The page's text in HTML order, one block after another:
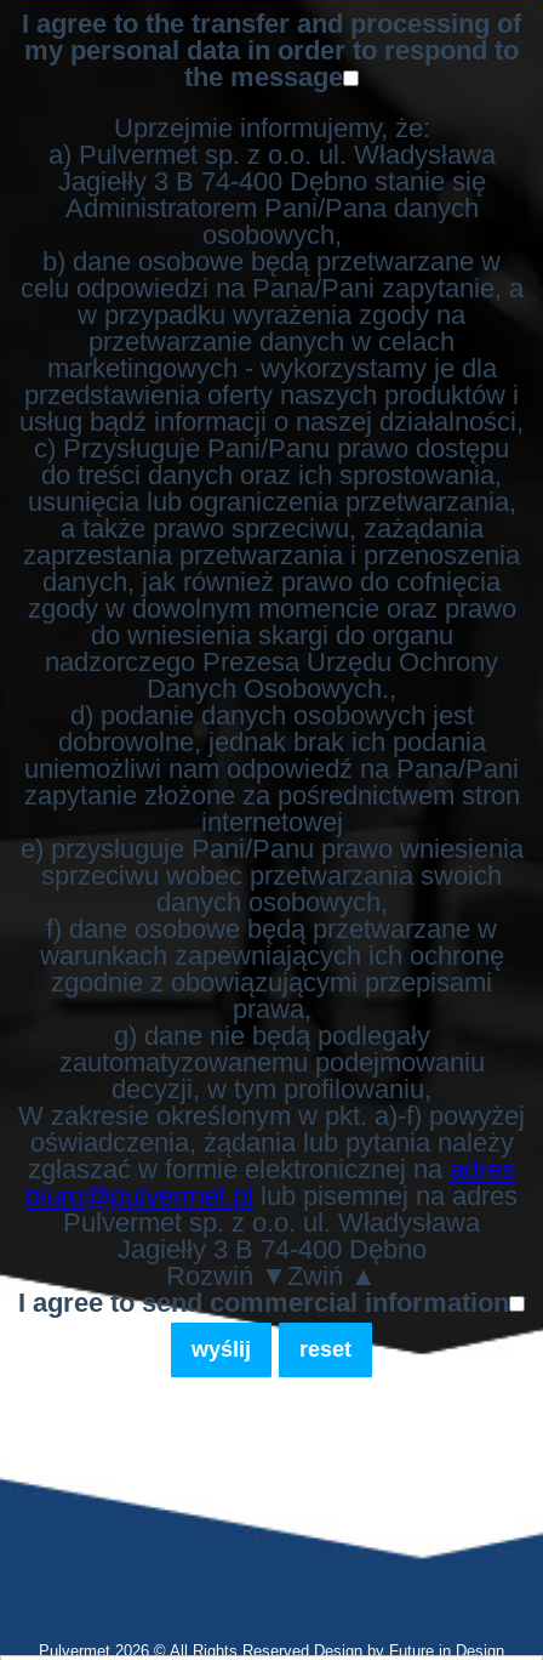
I agree to the transfer and processing of
my personal data in order to respond to
the message
Uprzejmie informujemy, że:
a) Pulvermet sp. z o.o. ul. Władysława
Jagiełły 3 B 74-400 Dębno stanie się
Administratorem Pani/Pana danych
osobowych,
b) dane osobowe będą przetwarzane w
celu odpowiedzi na Pana/Pani zapytanie, a
w przypadku wyrażenia zgody na
przetwarzanie danych w celach
marketingowych - wykorzystamy je dla
przedstawienia oferty naszych produktów i
usług bądź informacji o naszej działalności,
c) Przysługuje Pani/Panu prawo dostępu
do treści danych oraz ich sprostowania,
usunięcia lub ograniczenia przetwarzania,
a także prawo sprzeciwu, zażądania
zaprzestania przetwarzania i przenoszenia
danych, jak również prawo do cofnięcia
zgody w dowolnym momencie oraz prawo
do wniesienia skargi do organu
nadzorczego Prezesa Urzędu Ochrony
Danych Osobowych.,
d) podanie danych osobowych jest
dobrowolne, jednak brak ich podania
uniemożliwi nam odpowiedź na Pana/Pani
zapytanie złożone za pośrednictwem stron
internetowej
e) przysługuje Pani/Panu prawo wniesienia
sprzeciwu wobec przetwarzania swoich
danych osobowych,
f) dane osobowe będą przetwarzane w
warunkach zapewniających ich ochronę
zgodnie z obowiązującymi przepisami
prawa,
g) dane nie będą podlegały
zautomatyzowanemu podejmowaniu
decyzji, w tym profilowaniu,
W zakresie określonym w pkt. a)-f) powyżej
oświadczenia, żądania lub pytania należy
zgłaszać w formie elektronicznej na adres
biuro@pulvermet.pl lub pisemnej na adres
Pulvermet sp. z o.o. ul. Władysława
Jagiełły 3 B 74-400 Dębno
Rozwiń ▼ Zwiń ▲
I agree to send commercial information
wyślij reset
Pulvermet 2026 © All Rights Reserved Design byFuture in Design